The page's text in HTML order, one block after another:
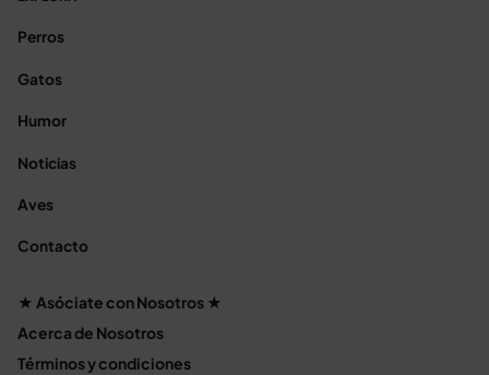
Perros
Gatos
Humor
Noticias
Aves
Contacto
★ Asóciate con Nosotros ★
Acerca de Nosotros
Términos y condiciones